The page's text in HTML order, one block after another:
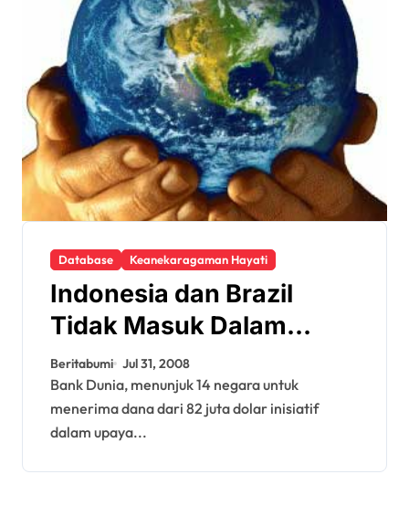
Database Keanekaragaman Hayati
Indonesia dan Brazil
Tidak Masuk Dalam
Rencana Program Hutan
Global
Beritabumi Jul 31, 2008
Bank Dunia, menunjuk 14 negara untuk
menerima dana dari 82 juta dolar inisiatif
dalam upaya...